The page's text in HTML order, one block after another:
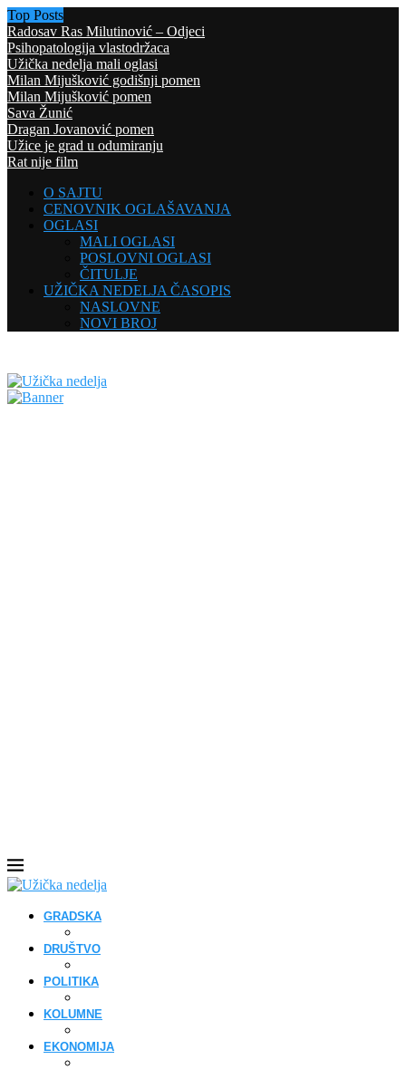
Top Posts
Radosav Ras Milutinović – Odjeci
Psihopatologija vlastodržaca
Užička nedelja mali oglasi
Milan Mijušković godišnji pomen
Milan Mijušković pomen
Sava Žunić
Dragan Jovanović pomen
Užice je grad u odumiranju
Rat nije film
O SAJTU
CENOVNIK OGLAŠAVANJA
OGLASI
MALI OGLASI
POSLOVNI OGLASI
ČITULJE
UŽIČKA NEDELJA ČASOPIS
NASLOVNE
NOVI BROJ
GRADSKA
DRUŠTVO
POLITIKA
KOLUMNE
EKONOMIJA